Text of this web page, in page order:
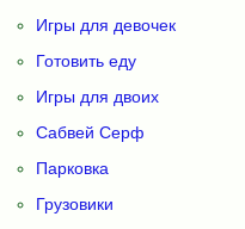
Игры для девочек
Готовить еду
Игры для двоих
Сабвей Серф
Парковка
Грузовики